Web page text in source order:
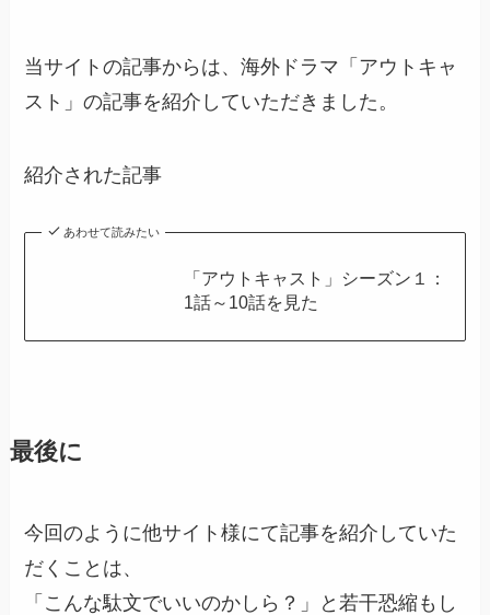
当サイトの記事からは、海外ドラマ「アウトキャ
スト」の記事を紹介していただきました。
紹介された記事
あわせて読みたい
「アウトキャスト」シーズン１：
1話～10話を見た
最後に
今回のように他サイト様にて記事を紹介していた
だくことは、
「こんな駄文でいいのかしら？」と若干恐縮もし